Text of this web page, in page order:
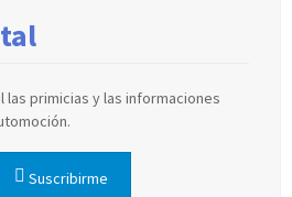
las primicias y las informaciones
Suscribirme